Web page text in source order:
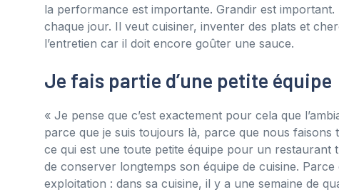
la performance est importante. Grandir est
chaque jour. Il veut cuisiner, inventer des plats et
l’entretien car il doit encore goûter une sauce.
Je fais partie d’une petite équipe
« Je pense que c’est exactement pour cela que
parce que je suis toujours là, parce que nous faisons
ce qui est une toute petite équipe pour un restaurant
de conserver longtemps son équipe de cuisine.
exploitation : dans sa cuisine, il y a une semaine de